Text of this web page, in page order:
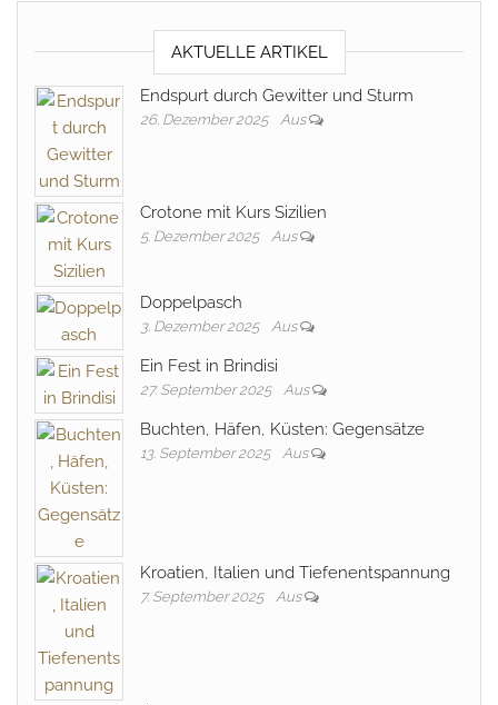
AKTUELLE ARTIKEL
Endspurt durch Gewitter und Sturm
26. Dezember 2025 Aus
Crotone mit Kurs Sizilien
5. Dezember 2025 Aus
Doppelpasch
3. Dezember 2025 Aus
Ein Fest in Brindisi
27. September 2025 Aus
Buchten, Häfen, Küsten: Gegensätze
13. September 2025 Aus
Kroatien, Italien und Tiefenentspannung
7. September 2025 Aus